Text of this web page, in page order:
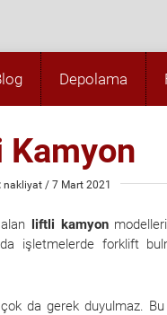
Depolama
nakliyat/ 7 Mart 2021
liftli kamyon
işletmelerde forklift
da gerek duyulmaz. Bu